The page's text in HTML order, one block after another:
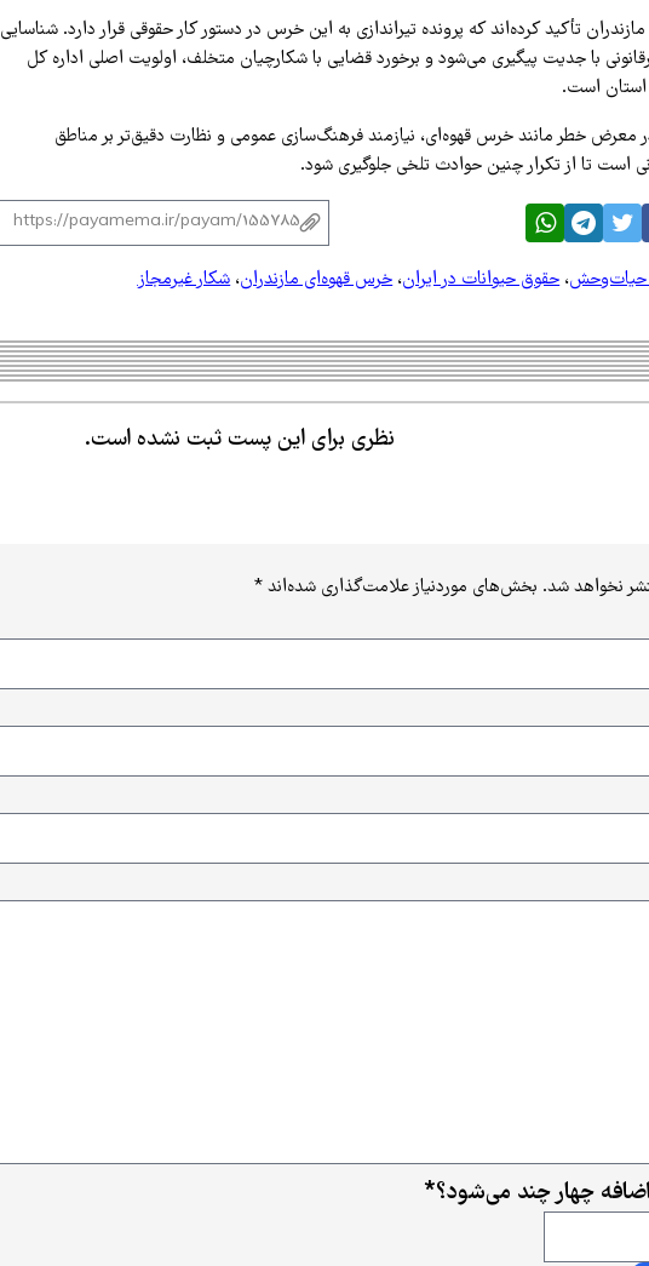
تأکید کرده‌اند که پرونده تیراندازی به این خرس در دستور کار حقوقی قرار دارد. شناسایی
با جدیت پیگیری می‌شود و برخورد قضایی با شکارچیان متخلف، اولویت اصلی اداره کل
است.
معرض خطر مانند خرس قهوه‌ای، نیازمند فرهنگ‌سازی عمومی و نظارت دقیق‌تر بر مناطق
است تا از تکرار چنین حوادث تلخی جلوگیری شود.
حیات‌وحش،حقوق حیوانات در ایران،خرس قهوه‌ای مازندران،شکار غیرمجاز
نظری برای این پست ثبت نشده است.
نخواهد شد. بخش‌های موردنیاز علامت‌گذاری شده‌اند*
چهار چند می‌شود؟*